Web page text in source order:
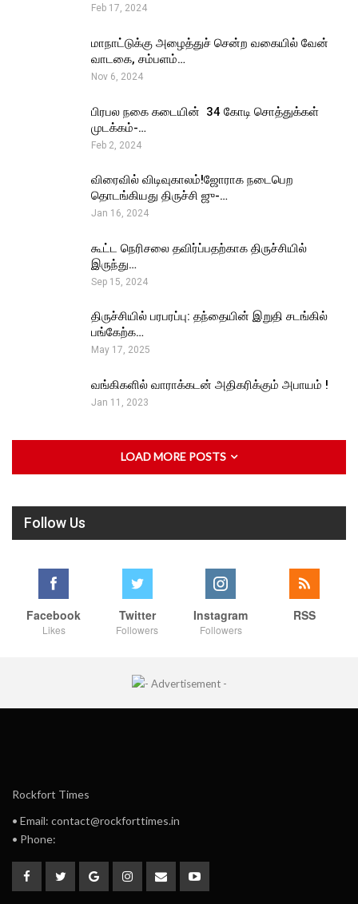
Feb 17, 2024
மாநாட்டுக்கு அழைத்துச் சென்ற வகையில் வேன்
வாடகை, சம்பளம்…
Nov 6, 2024
பிரபல நகை கடையின் ₹ 34 கோடி சொத்துக்கள்
முடக்கம்-…
Feb 2, 2024
விரைவில் விடிவுகாலம்!ஜோராக நடைபெற
தொடங்கியது திருச்சி ஜு-…
Jan 16, 2024
கூட்ட நெரிசலை தவிர்ப்பதற்காக திருச்சியில்
இருந்து…
Sep 15, 2024
திருச்சியில் பரபரப்பு: தந்தையின் இறுதி சடங்கில்
பங்கேற்க…
May 17, 2025
வங்கிகளில் வாராக்கடன் அதிகரிக்கும் அபாயம் !
Jan 11, 2023
LOAD MORE POSTS
Follow Us
Facebook
Likes
Twitter
Followers
Instagram
Followers
RSS
Rockfort Times
• Email: contact@rockforttimes.in
• Phone: